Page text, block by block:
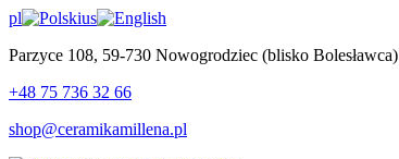
pl
us
Parzyce 108, 59-730 Nowogrodziec (blisko Bolesławca)
+48 75 736 32 66
shop@ceramikamillena.pl